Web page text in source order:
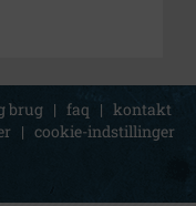
brug | faq | kontakt
| cookie-indstillinger